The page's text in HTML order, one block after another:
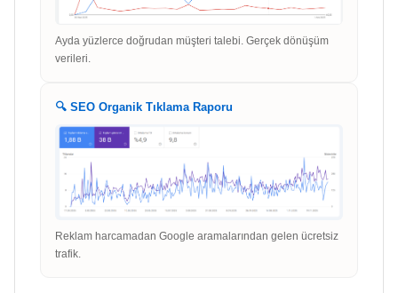
Ayda yüzlerce doğrudan müşteri talebi. Gerçek dönüşüm
verileri.
🔍 SEO Organik Tıklama Raporu
Reklam harcamadan Google aramalarından gelen ücretsiz
trafik.